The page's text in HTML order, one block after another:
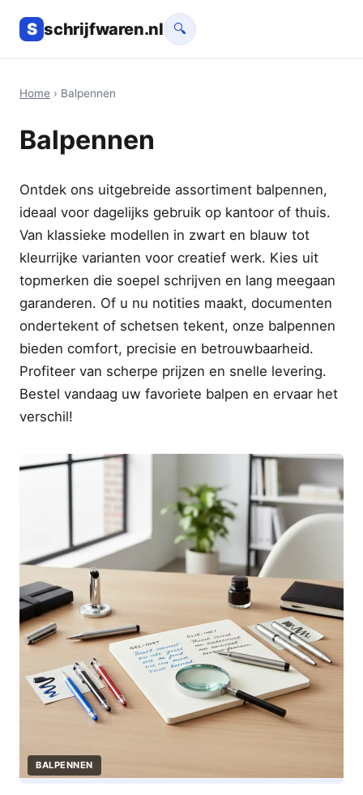
S schrijfwaren.nl 🔍
Home › Balpennen
Balpennen
Ontdek ons uitgebreide assortiment balpennen,
ideaal voor dagelijks gebruik op kantoor of thuis.
Van klassieke modellen in zwart en blauw tot
kleurrijke varianten voor creatief werk. Kies uit
topmerken die soepel schrijven en lang meegaan
garanderen. Of u nu notities maakt, documenten
ondertekent of schetsen tekent, onze balpennen
bieden comfort, precisie en betrouwbaarheid.
Profiteer van scherpe prijzen en snelle levering.
Bestel vandaag uw favoriete balpen en ervaar het
verschil!
BALPENNEN